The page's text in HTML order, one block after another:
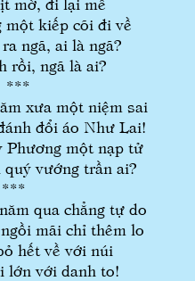
một kiếp cõi đi về
ngã, ai là ngã?
rồi, ngã là ai?
xưa một niệm sai
đổi áo Như Lai!
Phương một nạp tử
quý vướng trần ai?
qua chẳng tự do
mãi chỉ thêm lo
hết về với núi
lớn với danh to!